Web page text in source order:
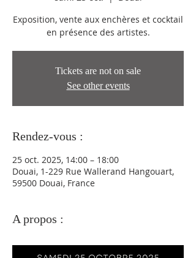
Exposition, vente aux enchères et cocktail
en présence des artistes.
Tickets are not on sale
See other events
Rendez-vous :
25 oct. 2025, 14:00 – 18:00
Douai, 1-229 Rue Wallerand Hangouart,
59500 Douai, France
A propos :